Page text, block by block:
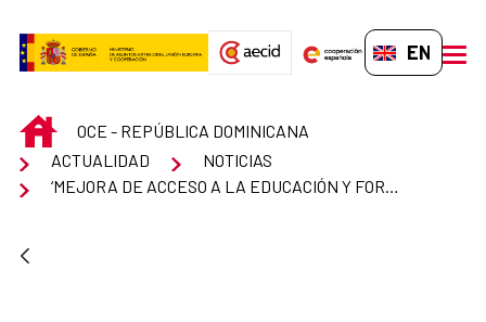
EN-GB
INICIOOCE - REPÚBLICA DOMINICANA
ACTUALIDAD
NOTICIAS